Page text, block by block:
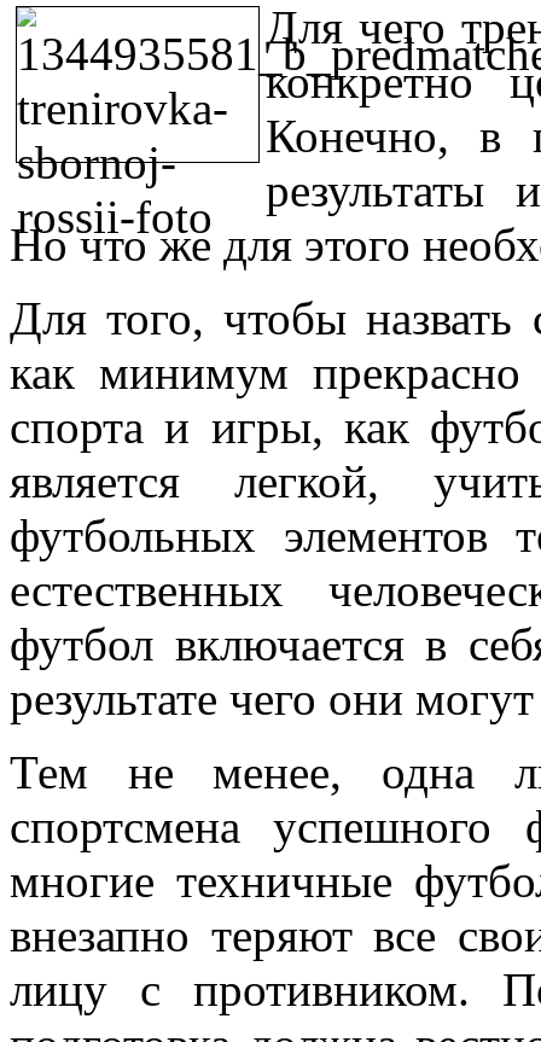
Для чего
конкретно
Конечно, в
результаты
Но что же для этого
Для того, чтобы назвать
как минимум прекрасно
спорта и игры, как
является легкой,
футбольных элементов
естественных
футбол включается в
результате чего они
Тем не менее, одна
спортсмена
многие техничные
внезапно теряют все
лицу с противником.